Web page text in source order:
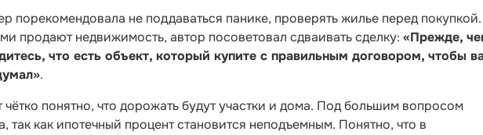
порекомендовала не поддаваться панике, проверять жилье перед покупкой.
продают недвижимость, автор посоветовал сдваивать сделку: «Прежде,
что есть объект, который купите с правильным договором, чтобы
.
понятно, что дорожать будут участки и дома. Под большим вопросом
так как ипотечный процент становится неподъемным. Понятно, что в